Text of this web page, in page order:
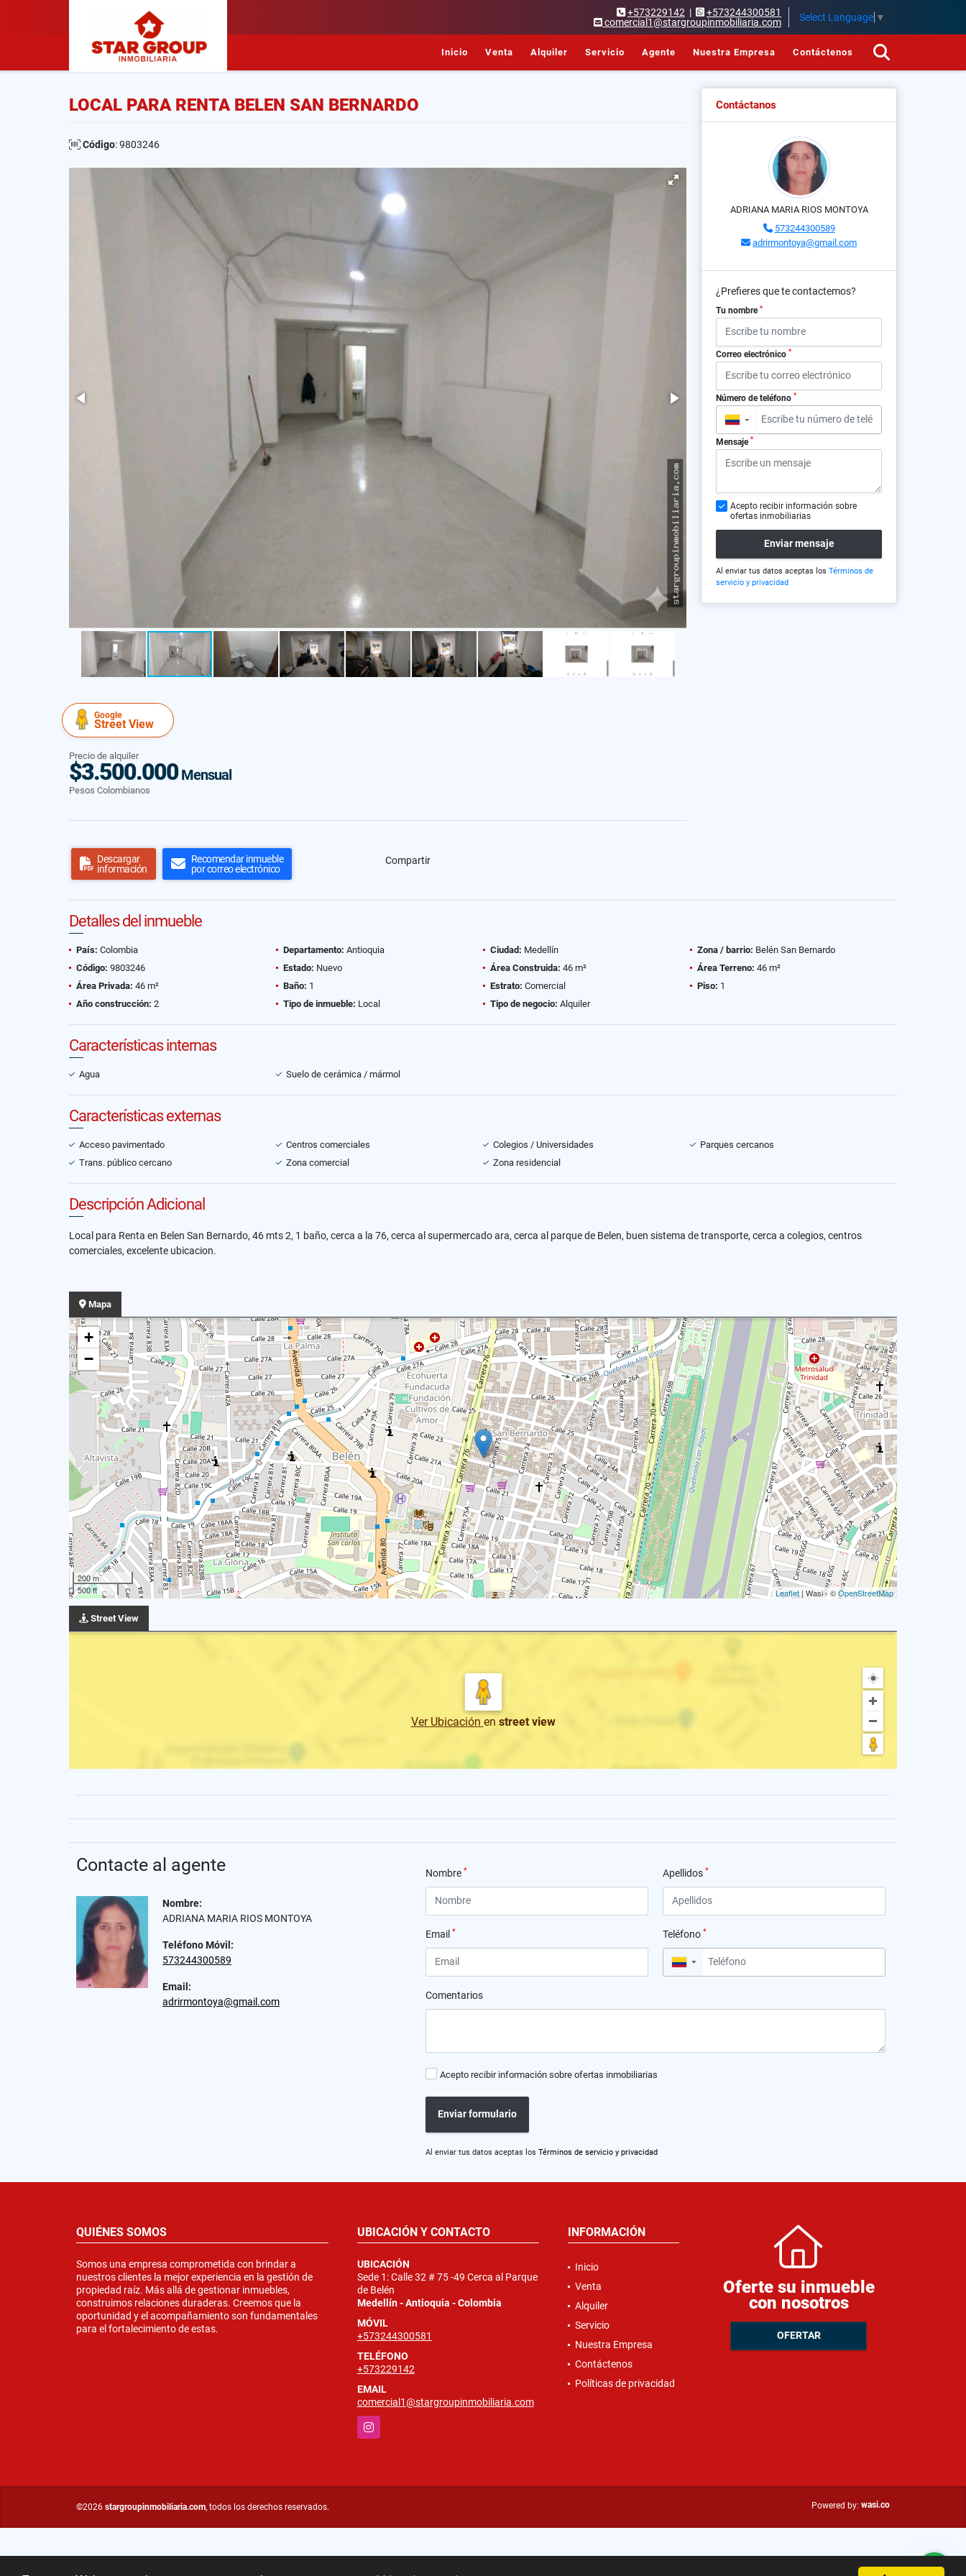
+573229142 |
+573244300581
comercial1@stargroupinmobiliaria.com
Select Language ▼
Inicio Venta Alquiler Servicio Agente Nuestra Empresa Contáctenos
LOCAL PARA RENTA BELEN SAN BERNARDO
Código: 9803246
Google
Street View
Precio de alquiler
$3.500.000Mensual
Pesos Colombianos
Descargar
información
Recomendar inmueble
por correo electrónico
Compartir
Contáctanos
ADRIANA MARIA RIOS MONTOYA
573244300589
adrirmontoya@gmail.com
¿Prefieres que te contactemos?
Tu nombre *
Correo electrónico *
Número de teléfono *
▼
Mensaje *
Acepto recibir información sobre
ofertas inmobiliarias
Enviar mensaje
Al enviar tus datos aceptas los Términos de
servicio y privacidad
Detalles del inmueble
País: Colombia Departamento: Antioquia Ciudad: Medellín Zona / barrio: Belén San Bernardo
Código: 9803246 Estado: Nuevo Área Construida: 46 m² Área Terreno: 46 m²
Área Privada: 46 m² Baño: 1 Estrato: Comercial Piso: 1
Año construcción: 2 Tipo de inmueble: Local Tipo de negocio: Alquiler
Características internas
Agua Suelo de cerámica / mármol
Características externas
Acceso pavimentado Centros comerciales Colegios / Universidades
Parques cercanos
Trans. público cercano
Zona comercial Zona residencial
Descripción Adicional
Local para Renta en Belen San Bernardo, 46 mts 2, 1 baño, cerca a la 76, cerca al supermercado ara, cerca al parque de Belen, buen sistema de transporte, cerca a colegios, centros
comerciales, excelente ubicacion.
Mapa
+
−
200 m
500 ft
Leaflet | Wasi - ©OpenStreetMap
Street View
Ver Ubicación en street view
Contacte al agente
Nombre:
ADRIANA MARIA RIOS MONTOYA
Teléfono Móvil:
573244300589
Email:
adrirmontoya@gmail.com
Nombre * Apellidos *
Email * Teléfono *
▼
Comentarios
Acepto recibir información sobre ofertas inmobiliarias
Enviar formulario
Al enviar tus datos aceptas los Términos de servicio y privacidad
QUIÉNES SOMOS
Somos una empresa comprometida con brindar a
nuestros clientes la mejor experiencia en la gestión de
propiedad raíz. Más allá de gestionar inmuebles,
construimos relaciones duraderas. Creemos que la
oportunidad y el acompañamiento son fundamentales
para el fortalecimiento de estas.
UBICACIÓN Y CONTACTO
UBICACIÓN
Sede 1: Calle 32 # 75 -49 Cerca al Parque
de Belén
Medellín - Antioquia - Colombia
MÓVIL
+573244300581
TELÉFONO
+573229142
EMAIL
comercial1@stargroupinmobiliaria.com
Instagram
INFORMACIÓN
Inicio
Venta
Alquiler
Servicio
Nuestra Empresa
Contáctenos
Políticas de privacidad
Oferte su inmueble
con nosotros
OFERTAR
©2026 stargroupinmobiliaria.com, todos los derechos reservados. Powered by: wasi.co